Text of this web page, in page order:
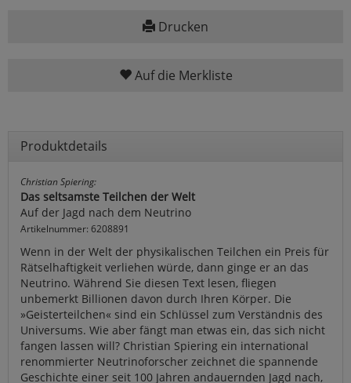
Drucken
Auf die Merkliste
Produktdetails
Christian Spiering:
Das seltsamste Teilchen der Welt
Auf der Jagd nach dem Neutrino
Artikelnummer: 6208891
Wenn in der Welt der physikalischen Teilchen ein Preis für
Rätselhaftigkeit verliehen würde, dann ginge er an das
Neutrino. Während Sie diesen Text lesen, fliegen
unbemerkt Billionen davon durch Ihren Körper. Die
»Geisterteilchen« sind ein Schlüssel zum Verständnis des
Universums. Wie aber fängt man etwas ein, das sich nicht
fangen lassen will? Christian Spiering ein international
renommierter Neutrinoforscher zeichnet die spannende
Geschichte einer seit 100 Jahren andauernden Jagd nach,